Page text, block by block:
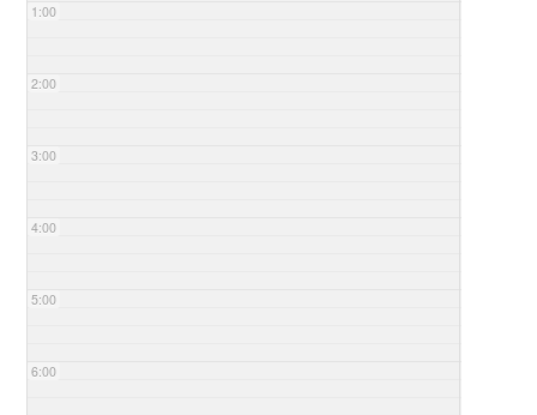
1:00
2:00
3:00
4:00
5:00
6:00